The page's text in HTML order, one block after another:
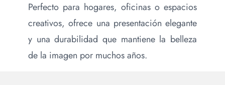
Perfecto para hogares, oficinas o espacios
creativos, ofrece una presentación elegante
y una durabilidad que mantiene la belleza
de la imagen por muchos años.